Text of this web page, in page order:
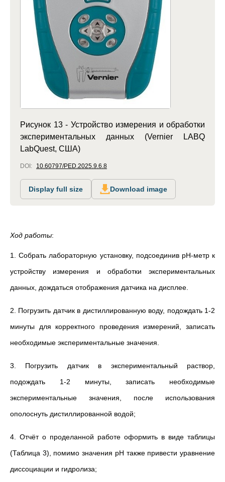
Рисунок 13 - Устройство измерения и обработки
экспериментальных данных (Vernier LABQ
LabQuest, США)
DOI: 10.60797/PED.2025.9.6.8
Display full size Download image
Ход работы:
1. Собрать лабораторную установку, подсоединив pH-метр к
устройству измерения и обработки экспериментальных
данных, дождаться отображения датчика на дисплее.
2. Погрузить датчик в дистиллированную воду, подождать 1-2
минуты для корректного проведения измерений, записать
необходимые экспериментальные значения.
3. Погрузить датчик в экспериментальный раствор,
подождать 1-2 минуты, записать необходимые
экспериментальные значения, после использования
ополоснуть дистиллированной водой;
4. Отчёт о проделанной работе оформить в виде таблицы
(Таблица 3), помимо значения pH также привести уравнение
диссоциации и гидролиза;